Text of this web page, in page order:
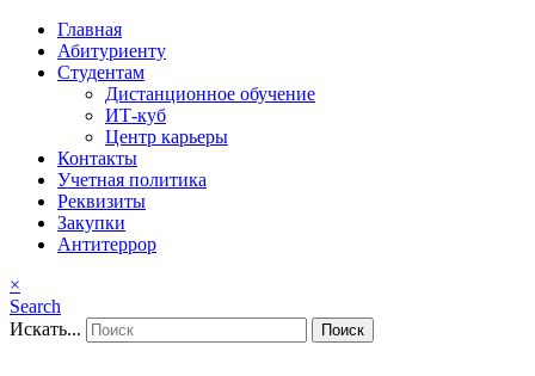
Главная
Абитуриенту
Студентам
Дистанционное обучение
ИТ-куб
Центр карьеры
Контакты
Учетная политика
Реквизиты
Закупки
Антитеррор
×
Search
Искать...
Поиск